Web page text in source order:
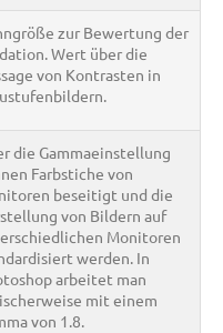
zur Bewertung der
Wert über die
von Kontrasten in
die Gammaeinstellung
Farbstiche von
beseitigt und die
von Bildern auf
Monitoren
werden. In
arbeitet man
mit einem
von 1.8.